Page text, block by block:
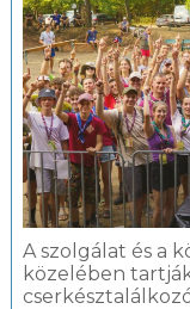
A szolgálat és a
közelében